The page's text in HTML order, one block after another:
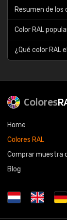
Resumen de los
Color RAL
¿Qué color RAL
Colores
Home
Colores RAL
Comprar muestra
Blog